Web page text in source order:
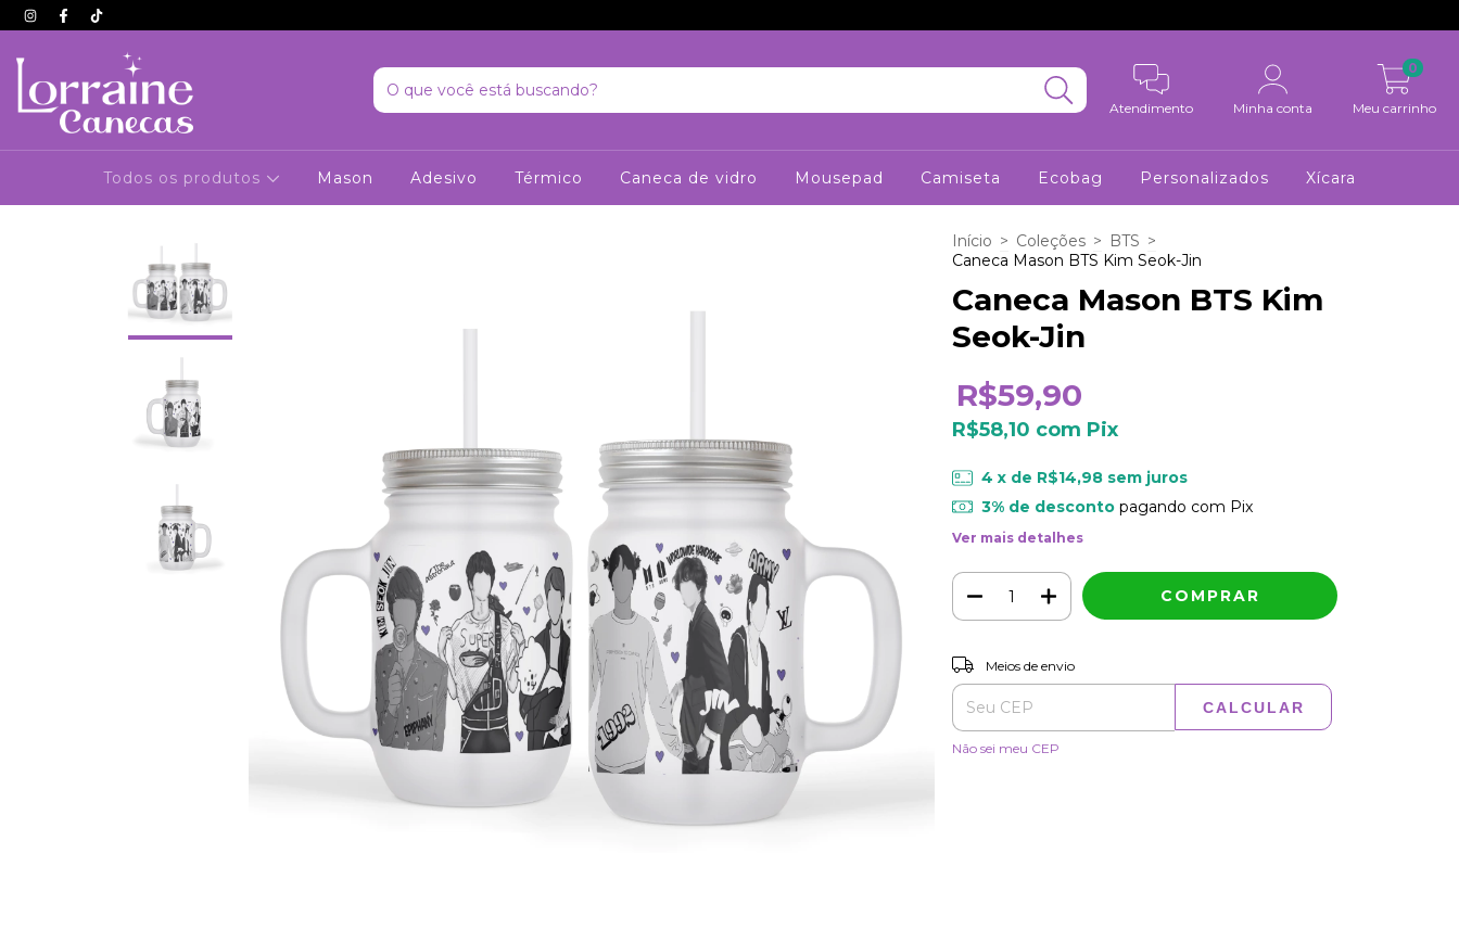
Atendimento Minha conta Meu carrinho
0
Todos os produtos Mason Adesivo Térmico Caneca de vidro Mousepad Camiseta Ecobag Personalizados Xícara
Início > Coleções > BTS >
Caneca Mason BTS Kim Seok-Jin
Caneca Mason BTS Kim
Seok-Jin
R$59,90
R$58,10 com Pix
4 x de R$14,98 sem juros
3% de descontopagando com Pix
Ver mais detalhes
Entregas para o CEP:
Meios de envio
CALCULAR
Não sei meu CEP